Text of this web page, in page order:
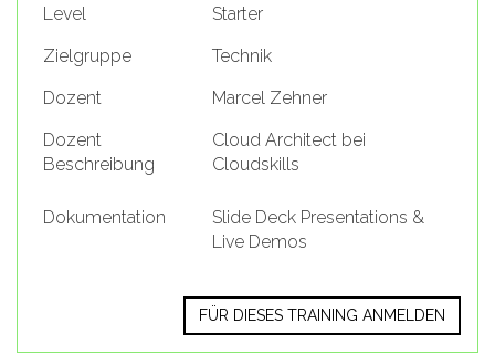
Level
Starter
Zielgruppe
Technik
Dozent
Marcel Zehner
Dozent
Beschreibung
Cloud Architect bei
Cloudskills
Dokumentation
Slide Deck Presentations &
Live Demos
FÜR DIESES TRAINING ANMELDEN